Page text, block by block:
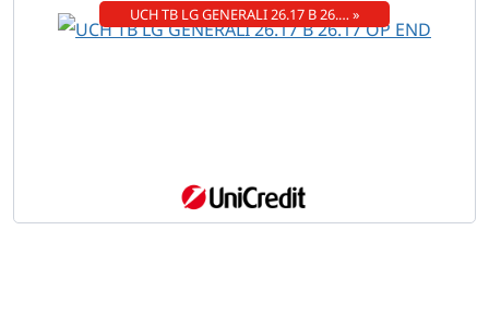
UCH TB LG GENERALI 26.17 B 26.… »